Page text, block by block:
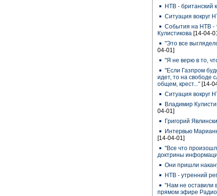
НТВ - британский
Ситуация вокруг
События на НТВ -
Кулистикова [14-04-
"Это все
04-01]
"Я не верю в то,
"Если Газпром
идет, то на свободе
общем, крест..." [14-
Ситуация вокруг
Владимир
04-01]
Григорий
Интервью
[14-04-01]
"Все что
доктрины
Они пришли
НТВ - утренний
"Нам не оставили
прямом эфире